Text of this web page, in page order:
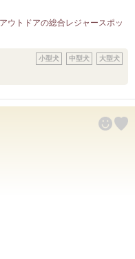
ウトドアの総合レジャースポッ
小型犬 中型犬 大型犬